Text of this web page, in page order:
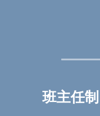
班主任制